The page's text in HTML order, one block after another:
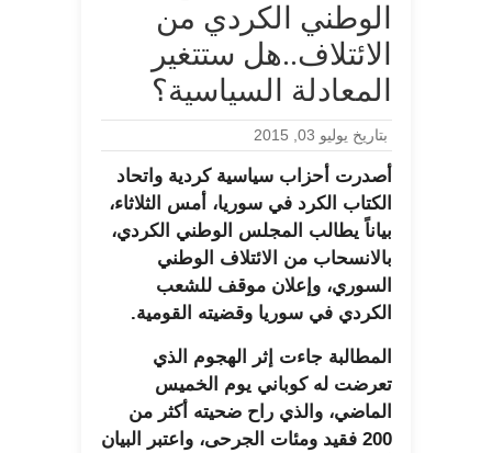
الوطني الكردي من
الائتلاف..هل ستتغير
المعادلة السياسية؟
بتاريخ يوليو 03, 2015
أصدرت أحزاب سياسية كردية واتحاد
الكتاب الكرد في سوريا، أمس الثلاثاء،
بياناً يطالب المجلس الوطني الكردي،
بالانسحاب من الائتلاف الوطني
السوري، وإعلان موقف للشعب
الكردي في سوريا وقضيته القومية.
المطالبة جاءت إثر الهجوم الذي
تعرضت له كوباني يوم الخميس
الماضي، والذي راح ضحيته أكثر من
200 فقيد ومئات الجرحى، واعتبر البيان